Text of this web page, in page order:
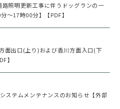
照明更新工事に伴うドッグランの一
～17時00分】【PDF】
面出口(上り)および香川方面入口(下
】
テムメンテナンスのお知らせ【外部